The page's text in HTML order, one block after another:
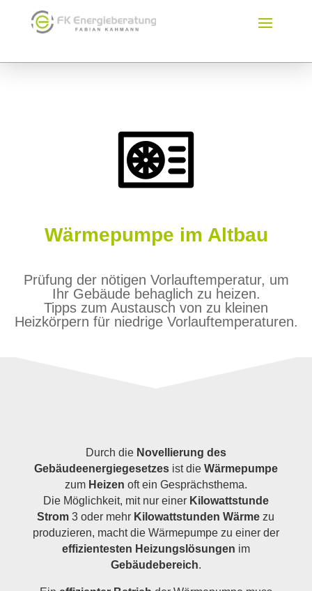
Wärmepumpe im Altbau
Prüfung der nötigen Vorlauftemperatur, um
Ihr Gebäude behaglich zu heizen.
Tipps zum Austausch von zu kleinen
Heizkörpern für niedrige Vorlauftemperaturen.
Durch die Novellierung des
Gebäudeenergiegesetzesist die Wärmepumpe
zum Heizen oft ein Gesprächsthema.
Die Möglichkeit, mit nur einer Kilowattstunde
Strom 3 oder mehr Kilowattstunden Wärme zu
produzieren, macht die Wärmepumpe zu einer der
effizientesten Heizungslösungen im
Gebäudebereich.